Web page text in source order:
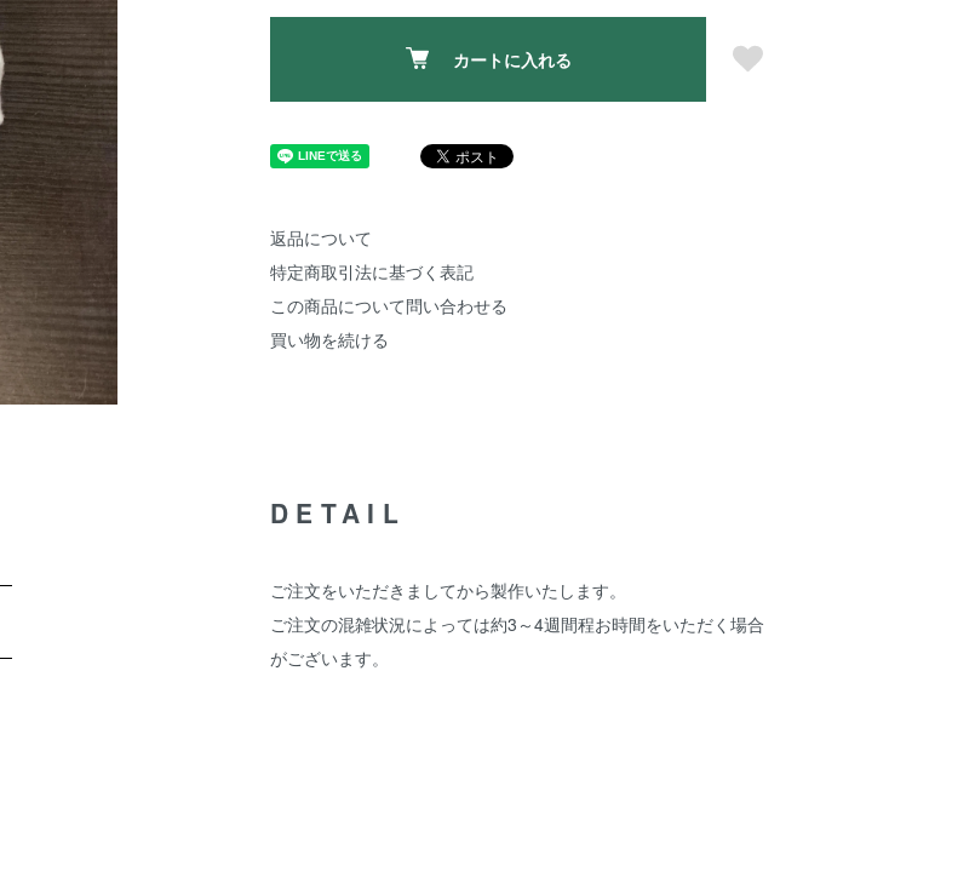
カートに入れる
返品について
特定商取引法に基づく表記
この商品について問い合わせる
買い物を続ける
DETAIL
ご注文をいただきましてから製作いたします。
ご注文の混雑状況によっては約3～4週間程お時間をいただく場合
がございます。